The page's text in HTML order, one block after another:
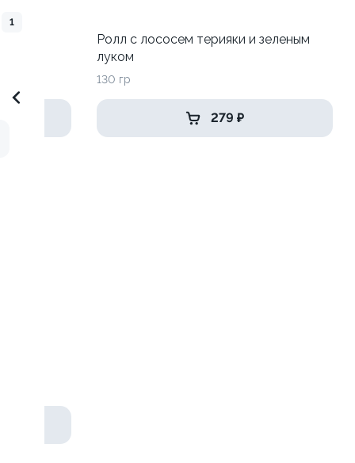
1
Ролл с лососем терияки и зеленым
луком
130 гр
279 ₽